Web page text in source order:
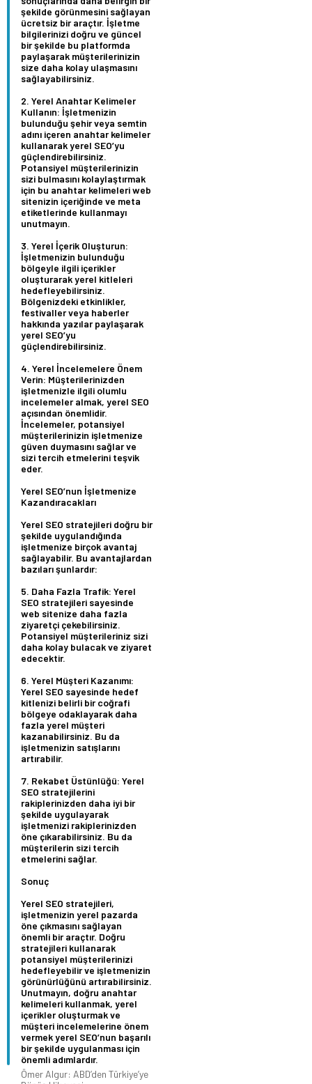
şekilde görünmesini sağlayan
ücretsiz bir araçtır. İşletme
bilgilerinizi doğru ve güncel
bir şekilde bu platformda
paylaşarak müşterilerinizin
size daha kolay ulaşmasını
sağlayabilirsiniz.
Yerel Anahtar Kelimeler
Kullanın: İşletmenizin
bulunduğu şehir veya semtin
adını içeren anahtar kelimeler
kullanarak yerel SEO’yu
güçlendirebilirsiniz.
Potansiyel müşterilerinizin
sizi bulmasını kolaylaştırmak
için bu anahtar kelimeleri web
sitenizin içeriğinde ve meta
etiketlerinde kullanmayı
unutmayın.
Yerel İçerik Oluşturun:
İşletmenizin bulunduğu
bölgeyle ilgili içerikler
oluşturarak yerel kitleleri
hedefleyebilirsiniz.
Bölgenizdeki etkinlikler,
festivaller veya haberler
hakkında yazılar paylaşarak
yerel SEO’yu
güçlendirebilirsiniz.
Yerel İncelemelere Önem
Verin: Müşterilerinizden
işletmenizle ilgili olumlu
incelemeler almak, yerel SEO
açısından önemlidir.
İncelemeler, potansiyel
müşterilerinizin işletmenize
güven duymasını sağlar ve
sizi tercih etmelerini teşvik
eder.
Yerel SEO’nun İşletmenize
Kazandıracakları
Yerel SEO stratejileri doğru bir
şekilde uygulandığında
işletmenize birçok avantaj
sağlayabilir. Bu avantajlardan
bazıları şunlardır:
Daha Fazla Trafik: Yerel
SEO stratejileri sayesinde
web sitenize daha fazla
ziyaretçi çekebilirsiniz.
Potansiyel müşterileriniz sizi
daha kolay bulacak ve ziyaret
edecektir.
Yerel Müşteri Kazanımı:
Yerel SEO sayesinde hedef
kitlenizi belirli bir coğrafi
bölgeye odaklayarak daha
fazla yerel müşteri
kazanabilirsiniz. Bu da
işletmenizin satışlarını
artırabilir.
Rekabet Üstünlüğü: Yerel
SEO stratejilerini
rakiplerinizden daha iyi bir
şekilde uygulayarak
işletmenizi rakiplerinizden
öne çıkarabilirsiniz. Bu da
müşterilerin sizi tercih
etmelerini sağlar.
Sonuç
Yerel SEO stratejileri,
işletmenizin yerel pazarda
öne çıkmasını sağlayan
önemli bir araçtır. Doğru
stratejileri kullanarak
potansiyel müşterilerinizi
hedefleyebilir ve işletmenizin
görünürlüğünü artırabilirsiniz.
Unutmayın, doğru anahtar
kelimeleri kullanmak, yerel
içerikler oluşturmak ve
müşteri incelemelerine önem
vermek yerel SEO’nun başarılı
bir şekilde uygulanması için
önemli adımlardır.
Ömer Algur: ABD’den Türkiye’ye